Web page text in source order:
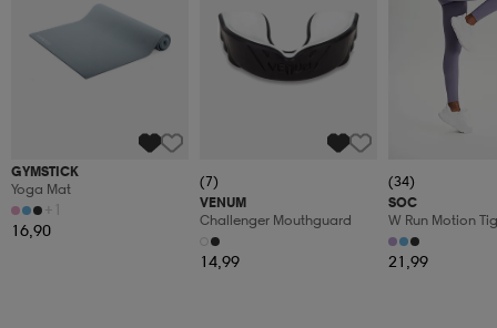
GYMSTICK
Yoga Mat
+1
(7)
VENUM
Challenger Mouthguard
(34)
SOC
W Run Motion